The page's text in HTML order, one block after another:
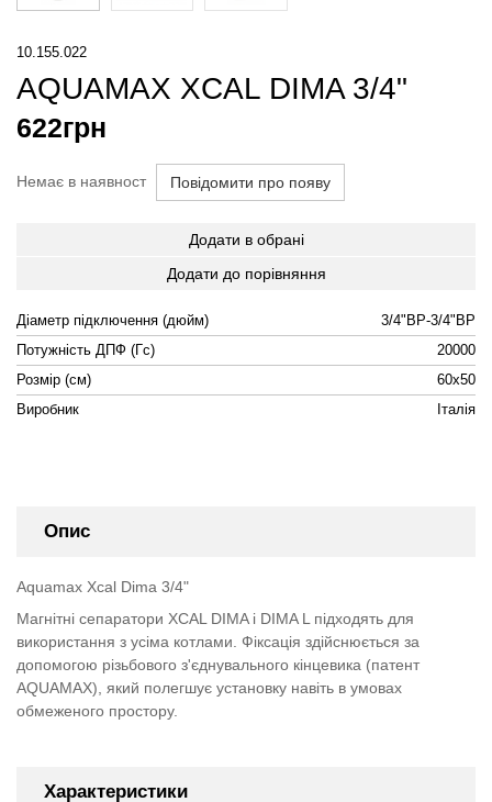
10.155.022
AQUAMAX XCAL DIMA 3/4"
622грн
Немає в наявност Повідомити про появу
Додати в обрані
Додати до порівняння
Діаметр підключення (дюйм)
3/4"ВР-3/4"ВР
Потужність ДПФ (Гс)
20000
Розмір (см)
60х50
Виробник
Італія
Опис
Aquamax Xcal Dima 3/4"
Магнітні сепаратори XCAL DIMA і DIMA L підходять для
використання з усіма котлами. Фіксація здійснюється за
допомогою різьбового з'єднувального кінцевика (патент
AQUAMAX), який полегшує установку навіть в умовах
обмеженого простору.
Характеристики